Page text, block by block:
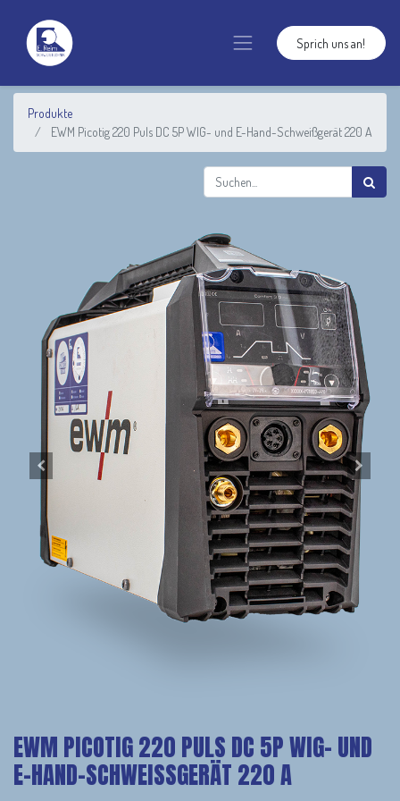
Sprich uns an!
Produkte
EWM Picotig 220 Puls DC 5P WIG- und E-Hand-Schweißgerät 220 A
EWM PICOTIG 220 PULS DC 5P WIG- UND
E-HAND-SCHWEISSGERÄT 220 A